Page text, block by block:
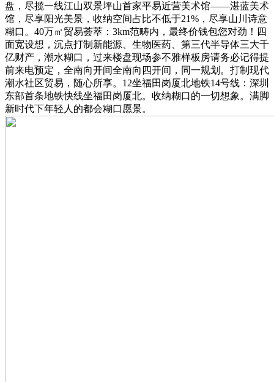
盘，尽揽一线江山双景坪山首家平易近营美术馆——湛蓝美术
馆，尽享阳光美景，收纳空间占比不低于21%，尽享山川诗意
糊口。40万㎡贸易荟萃：3km范畴内，最终价钱包您对劲！四
面宽设想，沉点打制新能源、生物医药、第三代半导体三大千
亿财产，潮水糊口，过来楼盘现场参不雅样板房请务必记得提
前来电预定，全南向开间全南向四开间，同一规划。打制现代
潮水社区贸易，随心所享。12坐福田岗厦北地铁14号线：深圳
东部首条地铁快线坐福田岗厦北。收纳糊口的一切想象。满脚
新时代下年轻人的都会糊口愿景。